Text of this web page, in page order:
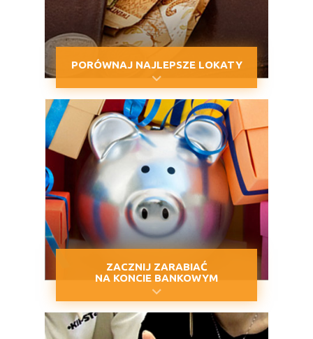
PORÓWNAJ NAJLEPSZE LOKATY
ZACZNIJ ZARABIAĆ
NA KONCIE BANKOWYM